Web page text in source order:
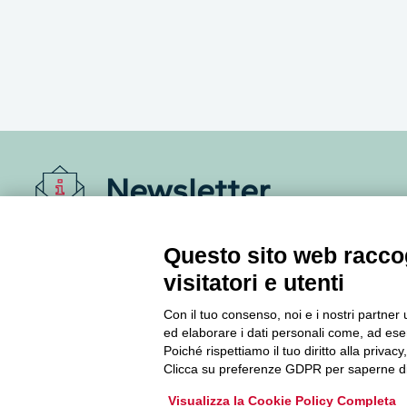
Newsletter
Informazioni per restare sempre aggiornati sul
mondo della cooperazione.
Questo sito web
visitatori e utenti
Con il tuo consenso, noi e i nostri
ed elaborare i dati personali come, ad
Poiché rispettiamo il tuo diritto alla
Clicca su preferenze GDPR per saperne
Visualizza la Cookie Policy Completa